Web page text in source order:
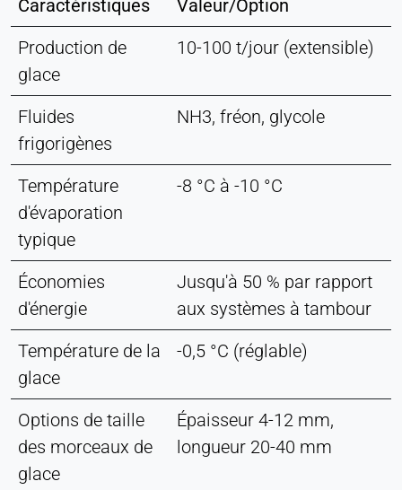
Caractéristiques
Valeur/Option
Production de
glace
10-100 t/jour (extensible)
Fluides
frigorigènes
NH3, fréon, glycole
Température
d'évaporation
typique
-8 °C à -10 °C
Économies
d'énergie
Jusqu'à 50 % par rapport
aux systèmes à tambour
Température de la
glace
-0,5 °C (réglable)
Options de taille
des morceaux de
glace
Épaisseur 4-12 mm,
longueur 20-40 mm